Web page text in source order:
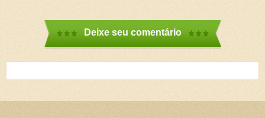
Deixe seu comentário